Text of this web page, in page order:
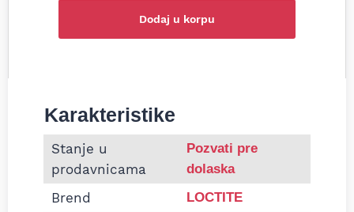
Dodaj u korpu
Informacije o Pasta za pranje ruku Teroquick
Karakteristike
Stanje u
prodavnicama
Pozvati pre
dolaska
Brend LOCTITE